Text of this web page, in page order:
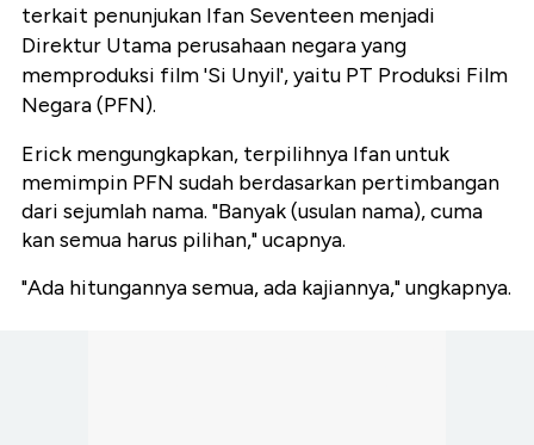
terkait penunjukan Ifan Seventeen menjadi
Direktur Utama perusahaan negara yang
memproduksi film 'Si Unyil', yaitu PT Produksi Film
Negara (PFN).
Erick mengungkapkan, terpilihnya Ifan untuk
memimpin PFN sudah berdasarkan pertimbangan
dari sejumlah nama. "Banyak (usulan nama), cuma
kan semua harus pilihan," ucapnya.
"Ada hitungannya semua, ada kajiannya," ungkapnya.